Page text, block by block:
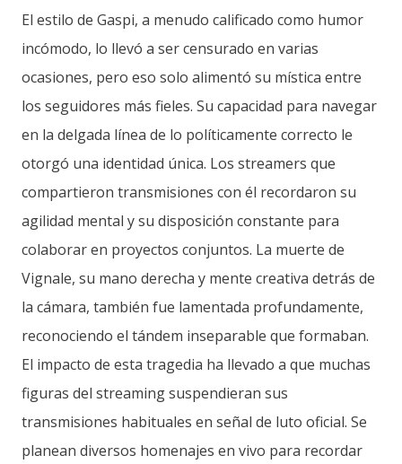
El estilo de Gaspi, a menudo calificado como humor
incómodo, lo llevó a ser censurado en varias
ocasiones, pero eso solo alimentó su mística entre
los seguidores más fieles. Su capacidad para navegar
en la delgada línea de lo políticamente correcto le
otorgó una identidad única. Los streamers que
compartieron transmisiones con él recordaron su
agilidad mental y su disposición constante para
colaborar en proyectos conjuntos. La muerte de
Vignale, su mano derecha y mente creativa detrás de
la cámara, también fue lamentada profundamente,
reconociendo el tándem inseparable que formaban.
El impacto de esta tragedia ha llevado a que muchas
figuras del streaming suspendieran sus
transmisiones habituales en señal de luto oficial. Se
planean diversos homenajes en vivo para recordar